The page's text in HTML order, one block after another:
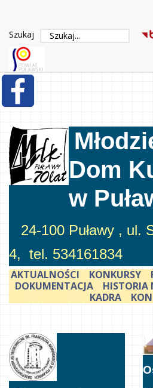
Szukaj
Dom
w
24-100 Puławy , ul.
4, tel. 534161834
AKTUALNOŚCI KONKURSY
DOKUMENTACJA
HISTORIA
KADRA